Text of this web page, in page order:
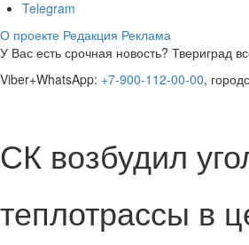
Telegram
О проекте Редакция Реклама
У Вас есть срочная новость? Твериград
Viber+WhatsApp: +7-900-112-00-00,
СК возбудил
теплотрассы в